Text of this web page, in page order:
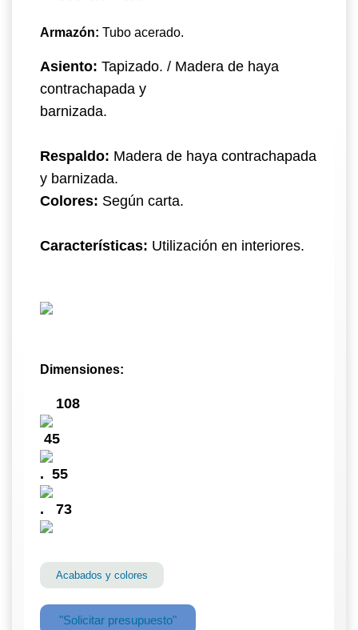
Armazón: Tubo acerado.
Asiento: Tapizado. / Madera de haya
contrachapada y
barnizada.
Respaldo: Madera de haya contrachapada
y barnizada.
Colores: Según carta.
Características: Utilización en interiores.
Dimensiones:
108
45
. 55
. 73
Acabados y colores
"Solicitar presupuesto"